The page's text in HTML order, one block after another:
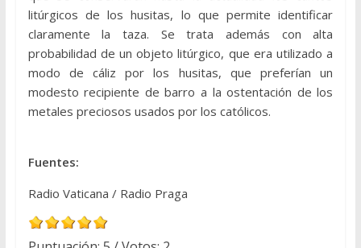
litúrgicos de los husitas, lo que permite identificar
claramente la taza. Se trata además con alta
probabilidad de un objeto litúrgico, que era utilizado a
modo de cáliz por los husitas, que preferían un
modesto recipiente de barro a la ostentación de los
metales preciosos usados por los católicos.
Fuentes:
Radio Vaticana / Radio Praga